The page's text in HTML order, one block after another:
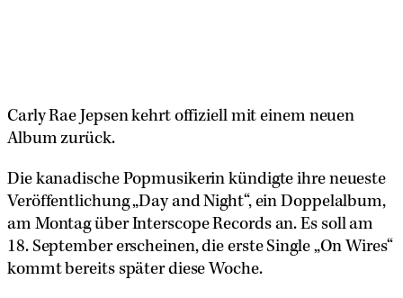
Carly Rae Jepsen kehrt offiziell mit einem neuen
Album zurück.
Die kanadische Popmusikerin kündigte ihre neueste
Veröffentlichung „Day and Night“, ein Doppelalbum,
am Montag über Interscope Records an. Es soll am
18. September erscheinen, die erste Single „On Wires“
kommt bereits später diese Woche.